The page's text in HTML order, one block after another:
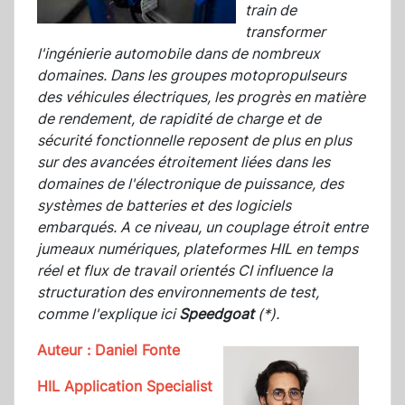
train de
transformer
l'ingénierie automobile dans de nombreux
domaines. Dans les groupes motopropulseurs
des véhicules électriques, les progrès en matière
de rendement, de rapidité de charge et de
sécurité fonctionnelle reposent de plus en plus
sur des avancées étroitement liées dans les
domaines de l'électronique de puissance, des
systèmes de batteries et des logiciels
embarqués. A ce niveau, un couplage étroit entre
jumeaux numériques, plateformes HIL en temps
réel et flux de travail orientés CI influence la
structuration des environnements de test,
comme l'explique iciSpeedgoat(*).
Auteur : Daniel Fonte
HIL Application Specialist